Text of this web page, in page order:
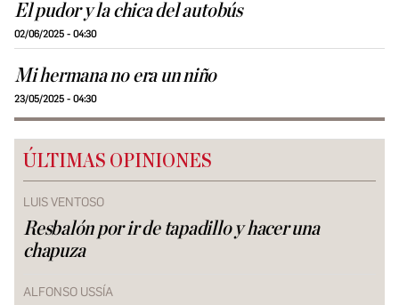
El pudor y la chica del autobús
02/06/2025 - 04:30
Mi hermana no era un niño
23/05/2025 - 04:30
ÚLTIMAS OPINIONES
LUIS VENTOSO
Resbalón por ir de tapadillo y hacer una
chapuza
ALFONSO USSÍA